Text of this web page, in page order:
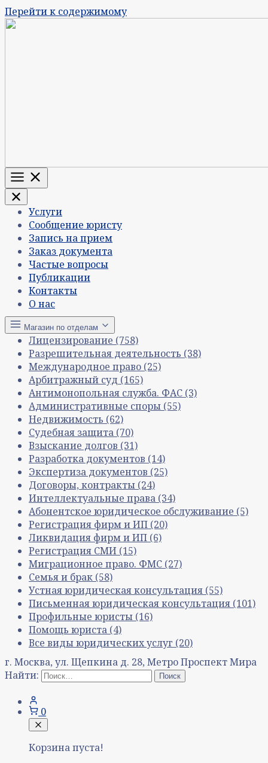
Перейти к содержимому
Меню
Услуги
Сообщение юристу
Запись на прием
Заказ документа
Частые вопросы
Публикации
Контакты
О нас
Магазин по отделам
Лицензирование (758)
Разрешительная деятельность (38)
Международное право (25)
Арбитражный суд (165)
Антимонопольная служба. ФАС (3)
Административные споры (55)
Недвижимость (62)
Судебная защита (70)
Взыскание долгов (31)
Разработка документов (14)
Экспертиза документов (25)
Договоры, контракты (24)
Интеллектуальные права (34)
Абонентское юридическое обслуживание (5)
Регистрация фирм и ИП (20)
Ликвидация фирм и ИП (6)
Регистрация СМИ (15)
Миграционное право. ФМС (27)
Семья и брак (58)
Устная юридическая консультация (55)
Письменная юридическая консультация (101)
Профильные юристы (16)
Помощь юриста (4)
Все виды юридических услуг (20)
г. Москва, ул. Щепкина д. 28, Метро Проспект Мира
Найти:
0
Корзина пуста!